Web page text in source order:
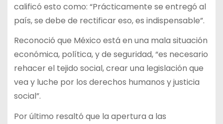
calificó esto como: “Prácticamente se entregó al
país, se debe de rectificar eso, es indispensable”.
Reconoció que México está en una mala situación
económica, política, y de seguridad, “es necesario
rehacer el tejido social, crear una legislación que
vea y luche por los derechos humanos y justicia
social”.
Por último resaltó que la apertura a las